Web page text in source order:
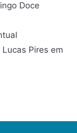
Doce
Pires em